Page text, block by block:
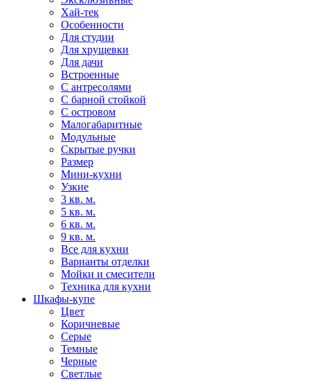
Хай-тек
Особенности
Для студии
Для хрущевки
Для дачи
Встроенные
С антресолями
С барной стойкой
С островом
Малогабаритные
Модульные
Скрытые ручки
Размер
Мини-кухни
Узкие
3 кв. м.
5 кв. м.
6 кв. м.
9 кв. м.
Все для кухни
Варианты отделки
Мойки и смесители
Техника для кухни
Шкафы-купе
Цвет
Коричневые
Серые
Темные
Черные
Светлые